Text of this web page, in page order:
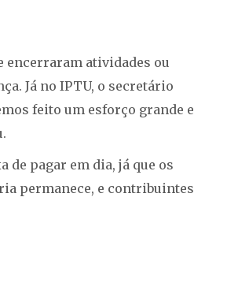
encerraram atividades ou
Já no IPTU, o secretário
feito um esforço grande e
de pagar em dia, já que os
permanece, e contribuintes